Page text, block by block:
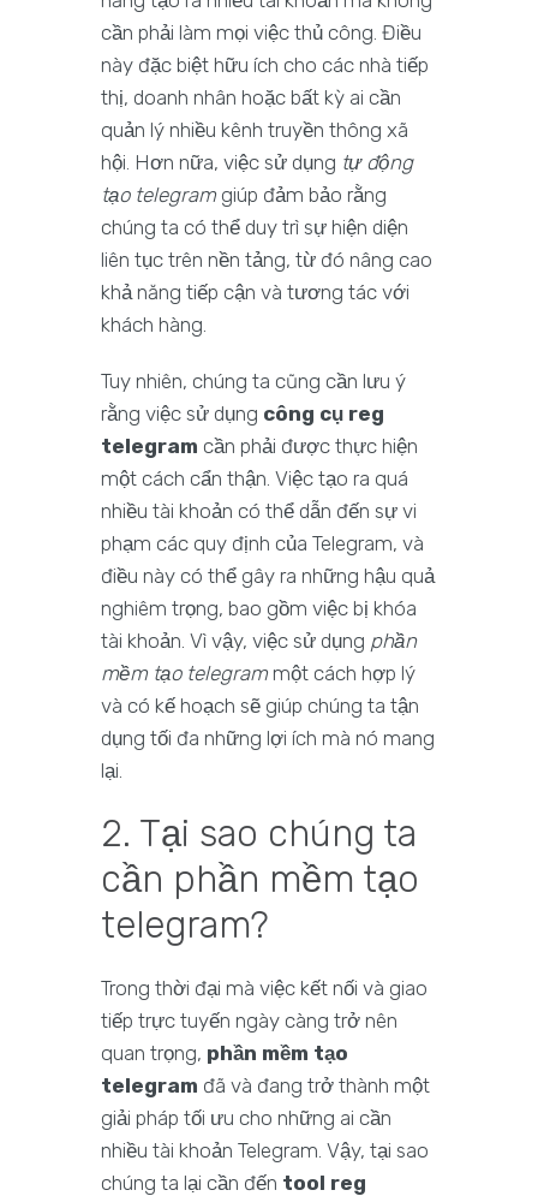
cần phải làm mọi việc thủ công. Điều
này đặc biệt hữu ích cho các nhà tiếp
thị, doanh nhân hoặc bất kỳ ai cần
quản lý nhiều kênh truyền thông xã
hội. Hơn nữa, việc sử dụng tự động
tạo telegram giúp đảm bảo rằng
chúng ta có thể duy trì sự hiện diện
liên tục trên nền tảng, từ đó nâng cao
khả năng tiếp cận và tương tác với
khách hàng.
Tuy nhiên, chúng ta cũng cần lưu ý
rằng việc sử dụng công cụ reg
telegram cần phải được thực hiện
một cách cẩn thận. Việc tạo ra quá
nhiều tài khoản có thể dẫn đến sự vi
phạm các quy định của Telegram, và
điều này có thể gây ra những hậu quả
nghiêm trọng, bao gồm việc bị khóa
tài khoản. Vì vậy, việc sử dụng phần
mềm tạo telegram một cách hợp lý
và có kế hoạch sẽ giúp chúng ta tận
dụng tối đa những lợi ích mà nó mang
lại.
2. Tại sao chúng ta
cần phần mềm tạo
telegram?
Trong thời đại mà việc kết nối và giao
tiếp trực tuyến ngày càng trở nên
quan trọng, phần mềm tạo
telegram đã và đang trở thành một
giải pháp tối ưu cho những ai cần
nhiều tài khoản Telegram. Vậy, tại sao
chúng ta lại cần đến tool reg